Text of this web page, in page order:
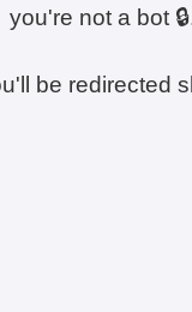
you're not a bot
be redirected